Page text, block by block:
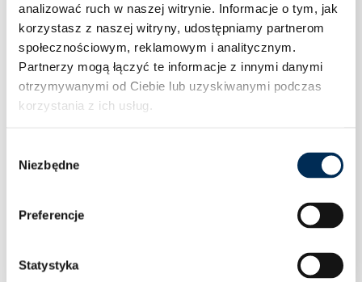
analizować ruch w naszej witrynie. Informacje o tym, jak
korzystasz z naszej witryny, udostępniamy partnerom
społecznościowym, reklamowym i analitycznym.
Partnerzy mogą łączyć te informacje z innymi danymi
otrzymywanymi od Ciebie lub uzyskiwanymi podczas
korzystania z ich usług.
zgody
Niezbędne
Preferencje
Statystyka
Otulina kauczukowa – izolacja do rur 13×28 1 mb